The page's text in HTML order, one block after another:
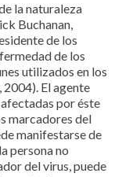
la naturaleza
Buchanan,
de los
de los
utilizados en los
El agente
por éste
marcadores del
manifestarse de
persona no
del virus, puede